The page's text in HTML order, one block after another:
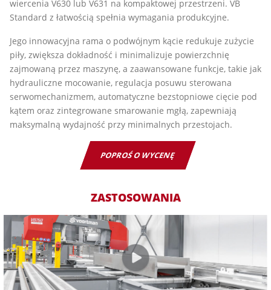
wiercenia V630 lub V631 na kompaktowej przestrzeni. VB
Standard z łatwością spełnia wymagania produkcyjne.
Jego innowacyjna rama o podwójnym kącie redukuje zużycie
piły, zwiększa dokładność i minimalizuje powierzchnię
zajmowaną przez maszynę, a zaawansowane funkcje, takie jak
hydrauliczne mocowanie, regulacja posuwu sterowana
serwomechanizmem, automatyczne bezstopniowe cięcie pod
kątem oraz zintegrowane smarowanie mgłą, zapewniają
maksymalną wydajność przy minimalnych przestojach.
POPROŚ O WYCENĘ
ZASTOSOWANIA